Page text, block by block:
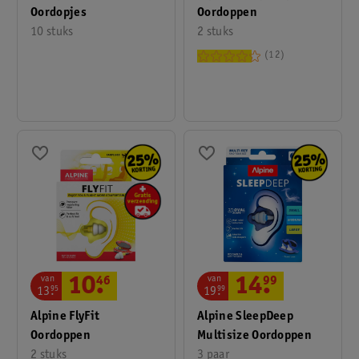
Oordopjes
10 stuks
Oordoppen
2 stuks
12
Alpine FlyFit
Oordoppen
2 stuks
van
13.
95 10.
46
Alpine SleepDeep
Multisize Oordoppen
3 paar
van
19.
99 14.
99